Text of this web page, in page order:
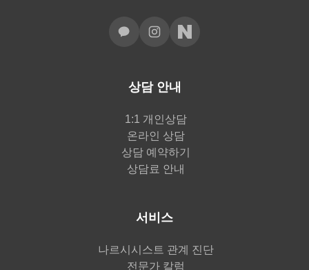
상담 안내
1:1 개인상담
온라인 상담
상담 예약하기
상담료 안내
서비스
나르시시스트 관계 진단
전문가 칼럼